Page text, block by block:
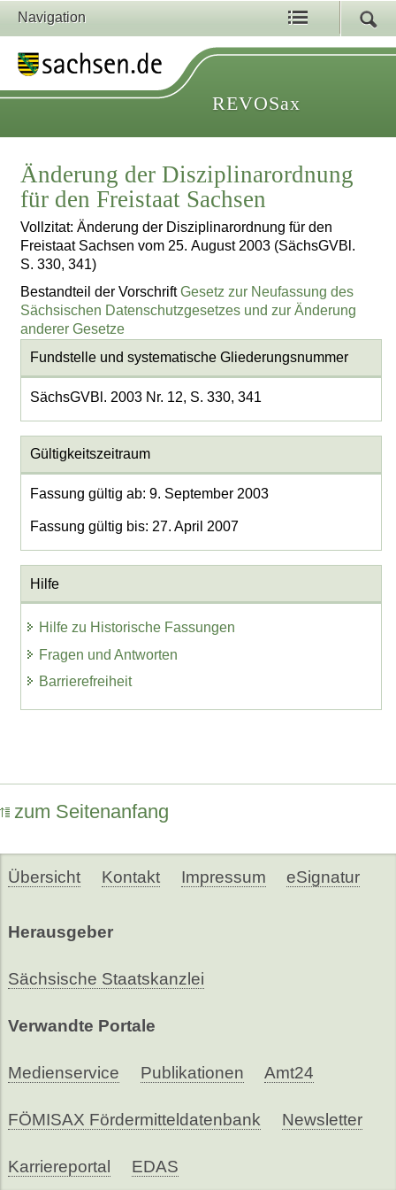
Navigation
REVOSax
Änderung der Disziplinarordnung
für den Freistaat Sachsen
Vollzitat: Änderung der Disziplinarordnung für den
Freistaat Sachsen vom 25. August 2003 (SächsGVBl.
S. 330, 341)
Bestandteil der VorschriftGesetz zur Neufassung des
Sächsischen Datenschutzgesetzes und zur Änderung
anderer Gesetze
Fundstelle und systematische Gliederungsnummer
SächsGVBl. 2003 Nr. 12, S. 330, 341
Gültigkeitszeitraum
Fassung gültig ab: 9. September 2003
Fassung gültig bis: 27. April 2007
Hilfe
Hilfe zu Historische Fassungen
Fragen und Antworten
Barrierefreiheit
zum Seitenanfang
Übersicht Kontakt Impressum eSignatur
Herausgeber
Sächsische Staatskanzlei
Verwandte Portale
Medienservice Publikationen Amt24
FÖMISAX Fördermitteldatenbank Newsletter
Karriereportal EDAS